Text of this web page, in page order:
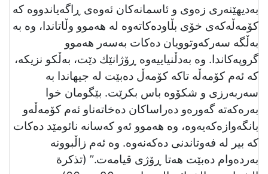
بەدیهێنەری زەوی و ئاسمانەكان ئەوەی ڕاگەیاندووە كە
كۆمەڵەكەی خۆی بڵاودەكاتەوە لە هەموو وڵاتاندا، وە بە
بەڵگە سەركەوتوویان دەكات بەسەر هەموو
گروپەكاندا. وە بەدڵنیاییەوە ڕۆژانێك دێت، بەڵكو نزیكە،
كە ئەم كۆمەڵە تاكە كۆمەڵ دەبێت لە جیهاندا بە
سەربەرزی و شكۆوە باس بكرێت. بێگومان خوا
بەرەكەتە گەورەو دەراساكان دەخاتەناو ئەم كۆمەڵەو
بانگەوازەكەیەوە، وە هەموو ئەو كەسانە نائومێد دەكات
كە بیر لە فەوتاندنی دەكەنەوە. وە ئەم زاڵبوونە
بەردەوام دەبێت هەتا ڕۆژی قیامەت.” (تذكرة